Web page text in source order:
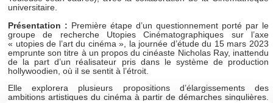
universitaire.
Présentation : Première étape d’un questionnement porté par le
groupe de recherche Utopies Cinématographiques sur l’axe
« utopies de l’art du cinéma », la journée d’étude du 15 mars 2023
emprunte son titre à un propos du cinéaste Nicholas Ray, inattendu
de la part d’un réalisateur pris dans le système de production
hollywoodien, où il se sentit à l’étroit.
Elle explorera plusieurs propositions d’élargissements des
ambitions artistiques du cinéma à partir de démarches singulières.